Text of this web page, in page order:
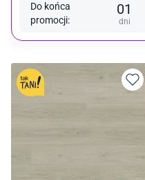
Do końca
promocji:
01
dni